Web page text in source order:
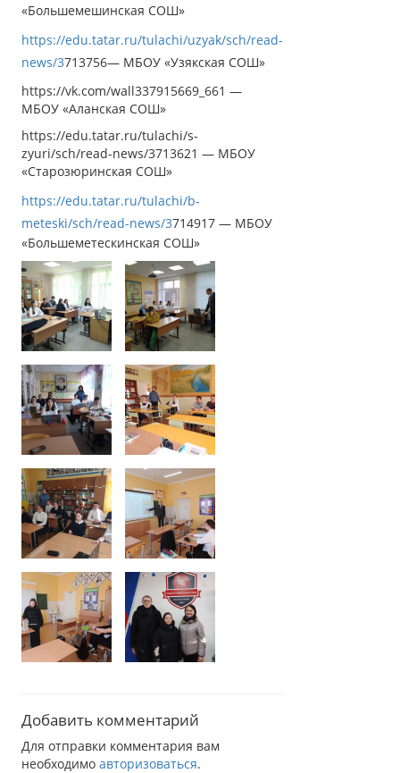
«Большемешинская СОШ»
https://edu.tatar.ru/tulachi/uzyak/sch/read-
news/3713756— МБОУ «Узякская СОШ»
https://vk.com/wall337915669_661 —
МБОУ «Аланская СОШ»
https://edu.tatar.ru/tulachi/s-
zyuri/sch/read-news/3713621 — МБОУ
«Старозюринская СОШ»
https://edu.tatar.ru/tulachi/b-
meteski/sch/read-news/3714917 — МБОУ
«Большеметескинская СОШ»
Добавить комментарий
Для отправки комментария вам
необходимо авторизоваться.